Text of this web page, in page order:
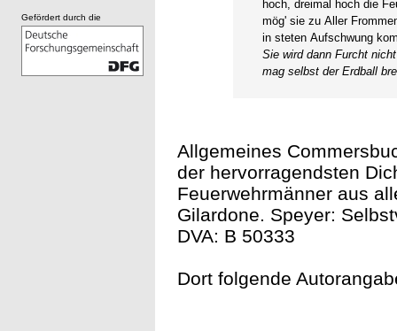
hoch, dreimal hoch die
mög' sie zu Aller
in steten Aufschwung
Sie wird dann Furcht
mag selbst der Erdball
Allgemeines
der hervorragendsten
Feuerwehrmänner aus
Gilardone. Speyer:
DVA: B 50333
Dort folgende
Gefördert durch die